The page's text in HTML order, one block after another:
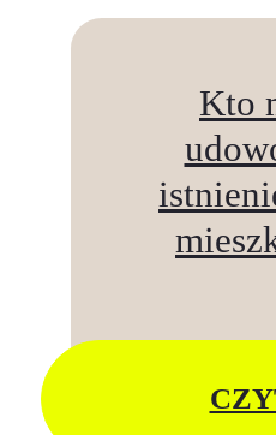
Kto